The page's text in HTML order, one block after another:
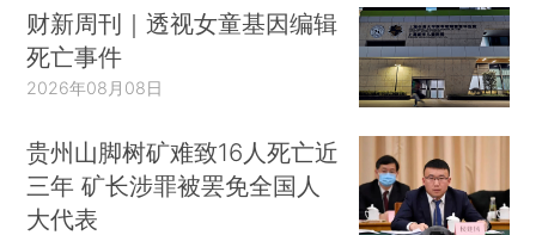
财新周刊｜透视女童基因编辑
死亡事件
2026年08月08日
贵州山脚树矿难致16人死亡近
三年 矿长涉罪被罢免全国人
大代表